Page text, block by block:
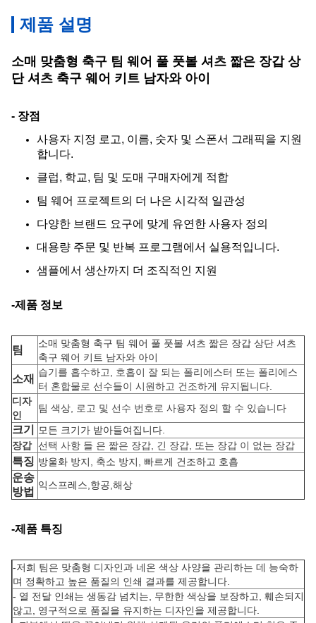
제품 설명
소매 맞춤형 축구 팀 웨어 풀 풋볼 셔츠 짧은 장갑 상
단 셔츠 축구 웨어 키트 남자와 아이
- 장점
사용자 지정 로고, 이름, 숫자 및 스폰서 그래픽을 지원
합니다.
클럽, 학교, 팀 및 도매 구매자에게 적합
팀 웨어 프로젝트의 더 나은 시각적 일관성
다양한 브랜드 요구에 맞게 유연한 사용자 정의
대용량 주문 및 반복 프로그램에서 실용적입니다.
샘플에서 생산까지 더 조직적인 지원
-제품 정보
팀
소매 맞춤형 축구 팀 웨어 풀 풋볼 셔츠 짧은 장갑 상단 셔츠
축구 웨어 키트 남자와 아이
소재
습기를 흡수하고, 호흡이 잘 되는 폴리에스터 또는 폴리에스
터 혼합물로 선수들이 시원하고 건조하게 유지됩니다.
디자
인
팀 색상, 로고 및 선수 번호로 사용자 정의 할 수 있습니다
크기
모든 크기가 받아들여집니다.
장갑
선택 사항 들 은 짧은 장갑, 긴 장갑, 또는 장갑 이 없는 장갑
특징 방울화 방지, 축소 방지, 빠르게 건조하고 호흡
운송
방법
익스프레스,항공,해상
-제품 특징
-저희 팀은 맞춤형 디자인과 네온 색상 사양을 관리하는 데 능숙하
며 정확하고 높은 품질의 인쇄 결과를 제공합니다.
- 열 전달 인쇄는 생동감 넘치는, 무한한 색상을 보장하고, 훼손되지
않고, 영구적으로 품질을 유지하는 디자인을 제공합니다.